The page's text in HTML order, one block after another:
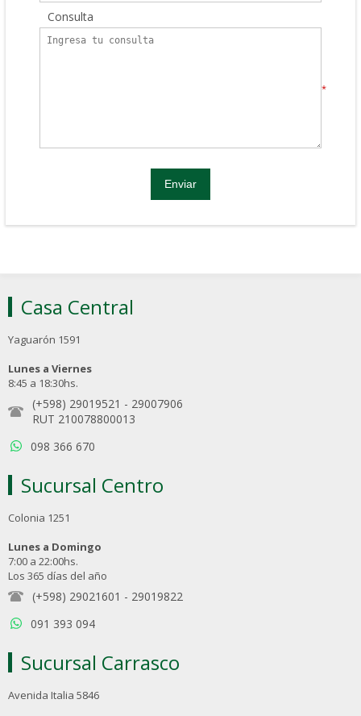
Consulta
*
Casa Central
Yaguarón 1591
Lunes a Viernes
8:45 a 18:30hs.
(+598) 29019521 - 29007906
RUT 210078800013
098 366 670
Sucursal Centro
Colonia 1251
Lunes a Domingo
7:00 a 22:00hs.
Los 365 días del año
(+598) 29021601 - 29019822
091 393 094
Sucursal Carrasco
Avenida Italia 5846